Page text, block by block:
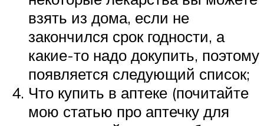
взять из дома, если не
закончился срок годности, а
какие-то надо докупить, поэтому
появляется следующий список;
Что купить в аптеке (почитайте
мою статью про аптечку для